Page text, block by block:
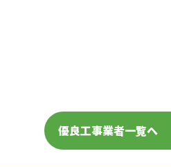
優良工事業者一覧へ